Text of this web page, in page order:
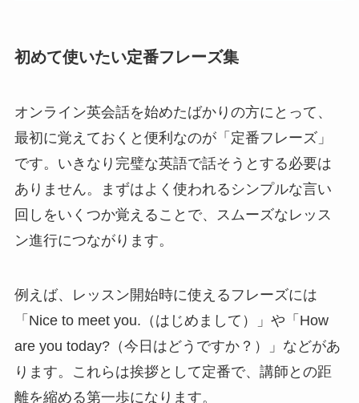
初めて使いたい定番フレーズ集
オンライン英会話を始めたばかりの方にとって、
最初に覚えておくと便利なのが「定番フレーズ」
です。いきなり完璧な英語で話そうとする必要は
ありません。まずはよく使われるシンプルな言い
回しをいくつか覚えることで、スムーズなレッス
ン進行につながります。
例えば、レッスン開始時に使えるフレーズには
「Nice to meet you.（はじめまして）」や「How
are you today?（今日はどうですか？）」などがあ
ります。これらは挨拶として定番で、講師との距
離を縮める第一歩になります。